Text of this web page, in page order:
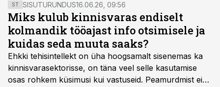
ST SISUTURUNDUS16.06.26, 09:56
Miks kulub kinnisvaras endiselt
kolmandik tööajast info otsimisele ja
kuidas seda muuta saaks?
Ehkki tehisintellekt on üha hoogsamalt sisenemas ka
kinnisvarasektorisse, on täna veel selle kasutamise
osas rohkem küsimusi kui vastuseid. Peamurdmist ei